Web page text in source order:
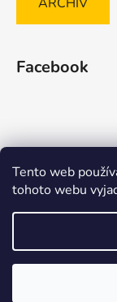
Tento web
tohoto webu
Facebook